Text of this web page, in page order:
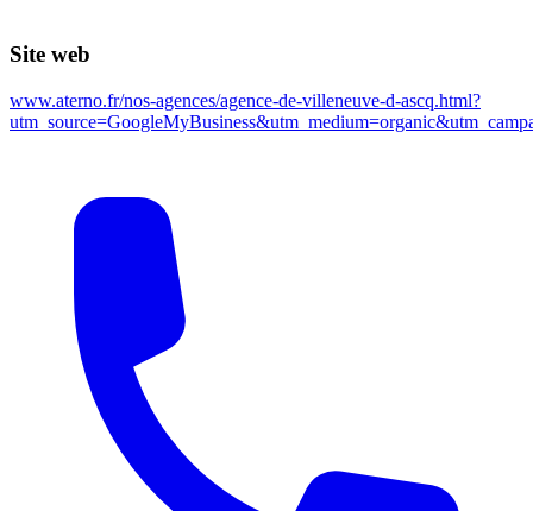
Site web
www.aterno.fr/nos-agences/agence-de-villeneuve-d-ascq.html?